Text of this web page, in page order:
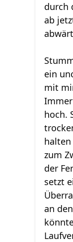
durch
ab
ein
mit
hoch.
zum
der
setzt
an